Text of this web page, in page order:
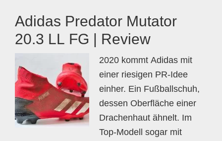
Adidas Predator Mutator
20.3 LL FG | Review
2020 kommt Adidas mit
einer riesigen PR-Idee
einher. Ein Fußballschuh,
dessen Oberfläche einer
Drachenhaut ähnelt. Im
Top-Modell sogar mit